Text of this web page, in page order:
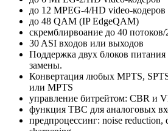
до 12 MPEG-4/HD video-кодеров
до 48 QAM (IP EdgeQAM)
скремблирвоание до 40
30 ASI входов или выходов
Поддержка двух блоков
замены.
Конвертация любых MPTS,
или MPTS
управление битрейтом: CBR и
функция TBC для аналоговых
предпроцессинг: noise reduction,